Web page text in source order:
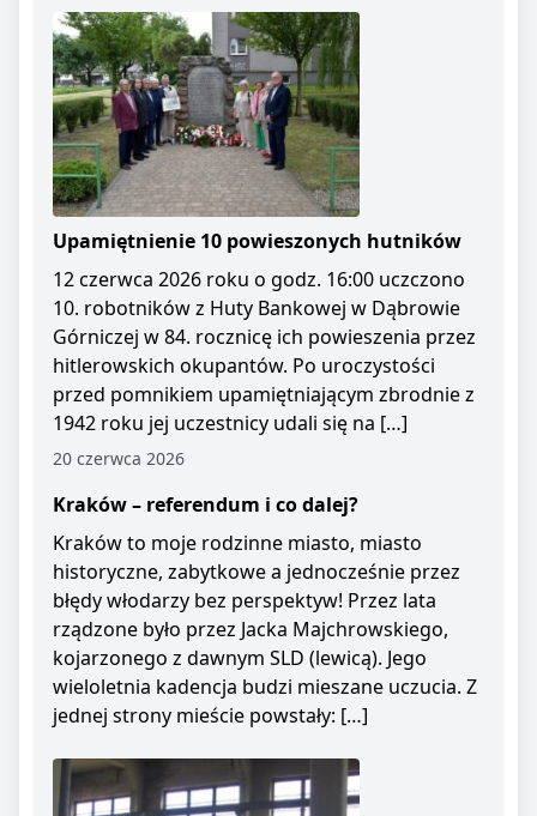
Upamiętnienie 10 powieszonych hutników
12 czerwca 2026 roku o godz. 16:00 uczczono
10. robotników z Huty Bankowej w Dąbrowie
Górniczej w 84. rocznicę ich powieszenia przez
hitlerowskich okupantów. Po uroczystości
przed pomnikiem upamiętniającym zbrodnie z
1942 roku jej uczestnicy udali się na […]
20 czerwca 2026
Kraków – referendum i co dalej?
Kraków to moje rodzinne miasto, miasto
historyczne, zabytkowe a jednocześnie przez
błędy włodarzy bez perspektyw! Przez lata
rządzone było przez Jacka Majchrowskiego,
kojarzonego z dawnym SLD (lewicą). Jego
wieloletnia kadencja budzi mieszane uczucia. Z
jednej strony mieście powstały: […]